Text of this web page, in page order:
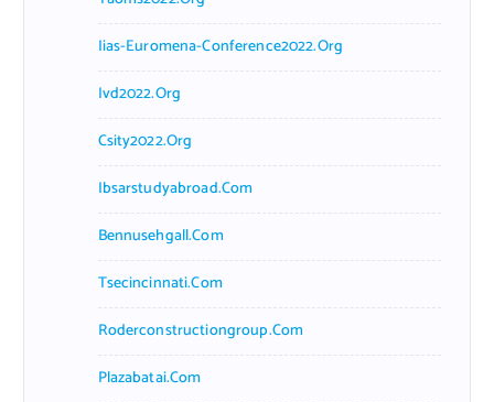
Iias-Euromena-Conference2022.org
Ivd2022.org
Csity2022.org
Ibsarstudyabroad.com
Bennusehgall.com
Tsecincinnati.com
Roderconstructiongroup.com
Plazabatai.com